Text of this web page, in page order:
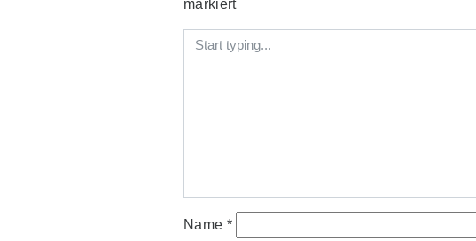
markiert
Name *